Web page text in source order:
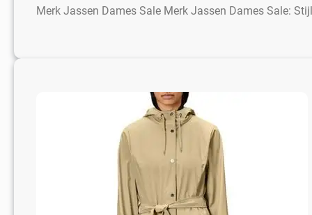
Merk Jassen Dames Sale Merk Jassen Dames Sale: